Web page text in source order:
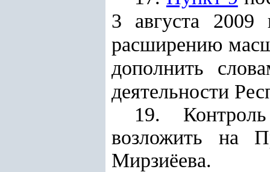
3 августа
расширению
дополнить
деятельности
19.
возложить на
Мирзиёева.